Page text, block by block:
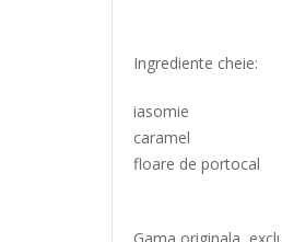
Ingrediente cheie:
iasomie
caramel
floare de portocal